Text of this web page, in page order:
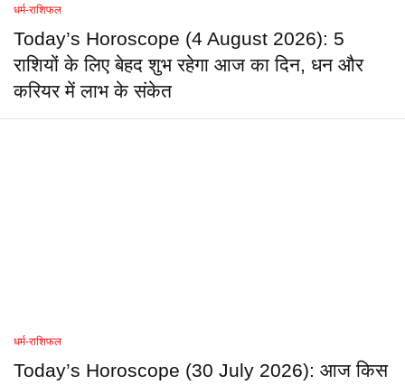
धर्म-राशिफल
Today’s Horoscope (4 August 2026): 5
राशियों के लिए बेहद शुभ रहेगा आज का दिन, धन और
करियर में लाभ के संकेत
धर्म-राशिफल
Today’s Horoscope (30 July 2026): आज किस